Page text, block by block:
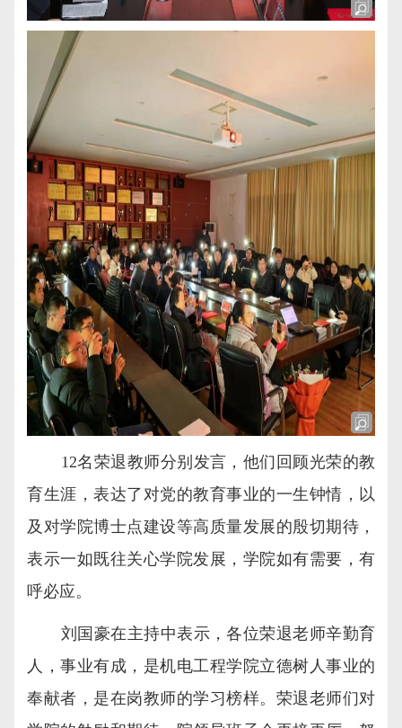
12名荣退教师分别发言，他们回顾光荣的教
育生涯，表达了对党的教育事业的一生钟情，以
及对学院博士点建设等高质量发展的殷切期待，
表示一如既往关心学院发展，学院如有需要，有
呼必应。
刘国豪在主持中表示，各位荣退老师辛勤育
人，事业有成，是机电工程学院立德树人事业的
奉献者，是在岗教师的学习榜样。荣退老师们对